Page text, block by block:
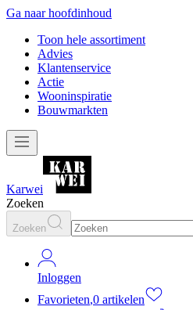
Ga naar hoofdinhoud
Toon hele assortiment
Advies
Klantenservice
Actie
Wooninspiratie
Bouwmarkten
Karwei
Zoeken
Zoeken
Inloggen
Favorieten,0 artikelen